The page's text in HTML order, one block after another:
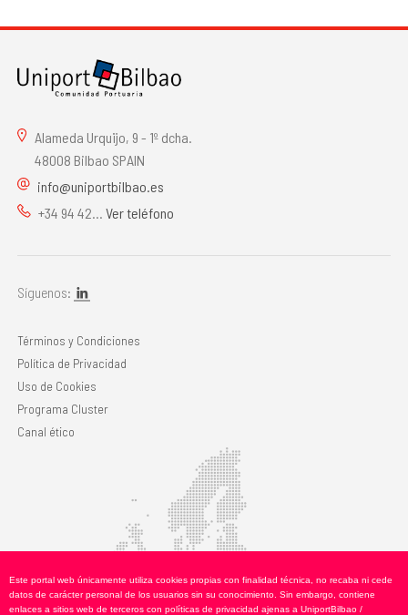
Alameda Urquijo, 9 - 1º dcha.
48008 Bilbao SPAIN
info@uniportbilbao.es
+34 94 42... Ver teléfono
Síguenos:
Términos y Condiciones
Política de Privacidad
Uso de Cookies
Programa Cluster
Canal ético
Este portal web únicamente utiliza cookies propias con finalidad técnica, no recaba ni cede
datos de carácter personal de los usuarios sin su conocimiento. Sin embargo, contiene
enlaces a sitios web de terceros con políticas de privacidad ajenas a UniportBilbao /